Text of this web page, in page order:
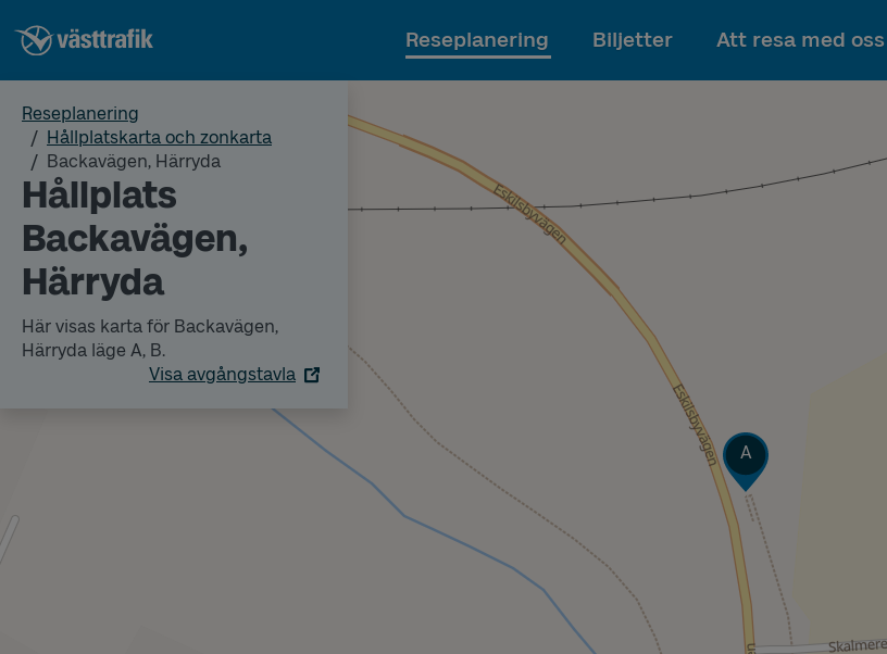
Till innehållet
Reseplanering Biljetter Att resa med oss
Reseplanering
Hållplatskarta och zonkarta
Backavägen, Härryda
Hållplats
Backavägen,
Härryda
Här visas karta för Backavägen,
Härryda läge A, B.
Visa avgångstavla
Läge
A